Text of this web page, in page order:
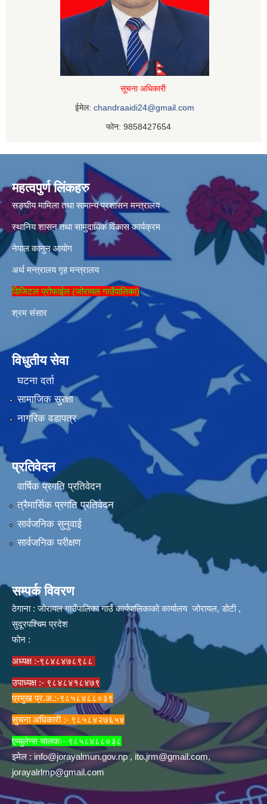
सूचना अधिकारी
ईमेल: chandraaidi24@gmail.com
फोन: 9858427654
महत्वपुर्ण लिंकहरु
सङ्घीय मामिला तथा सामान्य प्रशासन मन्त्रालय
स्थानिय शासन तथा सामुदायिक विकास कार्यक्रम
नेपाल कानुन आयोग
अर्थ मन्त्रालय गृह मन्त्रालय
डिजिटल प्रोफाईल (जोरायल गाउँपालिका)
श्रम संसार
विधुतीय सेवा
घटना दर्ता
सामाजिक सुरक्षा
नागरिक वडापत्र
प्रतिवेदन
वार्षिक प्रगति प्रतिवेदन
त्रैमार्सिक प्रगति प्रतिवेदन
सार्वजनिक सुनुवाई
सार्वजनिक परीक्षण
सम्पर्क विवरण
ठेगाना : जोरायल गाउँपालिका गाउँ कार्यपालिकाको कार्यालय जोरायल, डोटी ,
सुदूरपश्चिम प्रदेश
फोन :
अध्यक्ष :-९८४८४७८९८८
उपाध्यक्ष :- ९८४८४१८४७९
प्रमुख प्र.अ.:-९८५८४८८०३९
सुचना अधिकारी :- ९८५८४२७६५४
एम्बुलेन्स चालकः- ९८५८४८८०३८
इमेल : info@jorayalmun.gov.np, ito.jrm@gmail.com,
jorayalrlmp@gmail.com